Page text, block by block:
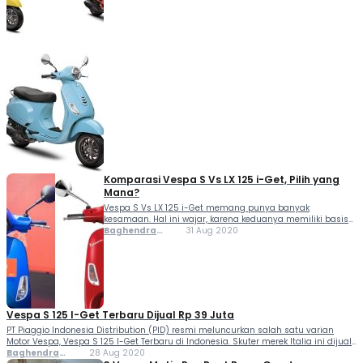
Komparasi Vespa S Vs LX 125 i-Get, Pilih yang
Mana?
Vespa S Vs LX 125 i-Get memang punya banyak
kesamaan. Hal ini wajar, karena keduanya memiliki basis
serupa. Terlebih setelah Vespa S model 2020 dijual resmi
Baghendra
31 Aug 2020
Vespa S 125 I-Get Terbaru Dijual Rp 39 Juta
PT Piaggio Indonesia Distribution (PID) resmi meluncurkan salah satu varian
Motor Vespa, Vespa S 125 I-Get Terbaru di Indonesia. Skuter merek Italia ini dijual
dengan harga Rp 39 juta (OTR Jakarta). Kehadiran Vepsa S anyar sesungguhnya
Baghendra
28 Aug 2020